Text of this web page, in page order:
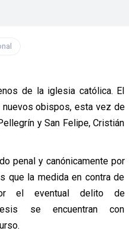
de la iglesia católica. El
nuevos obispos, esta vez de
y San Felipe, Cristián
penal y canónicamente por
que la medida en contra de
el eventual delito de
se encuentran con